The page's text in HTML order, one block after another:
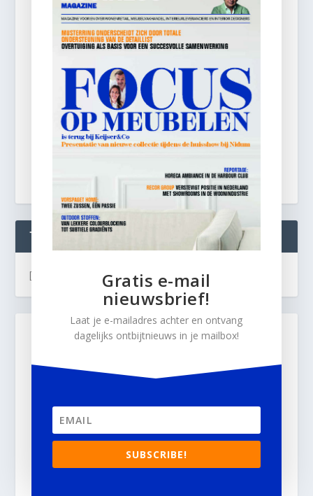
TWEETS
[custom-twitter-feeds]Gratis e-mail
nieuwsbrief!
Laat je e-mailadres achter en ontvang
dagelijks ontbijtnieuws in je mailbox!
SUBSCRIBE!